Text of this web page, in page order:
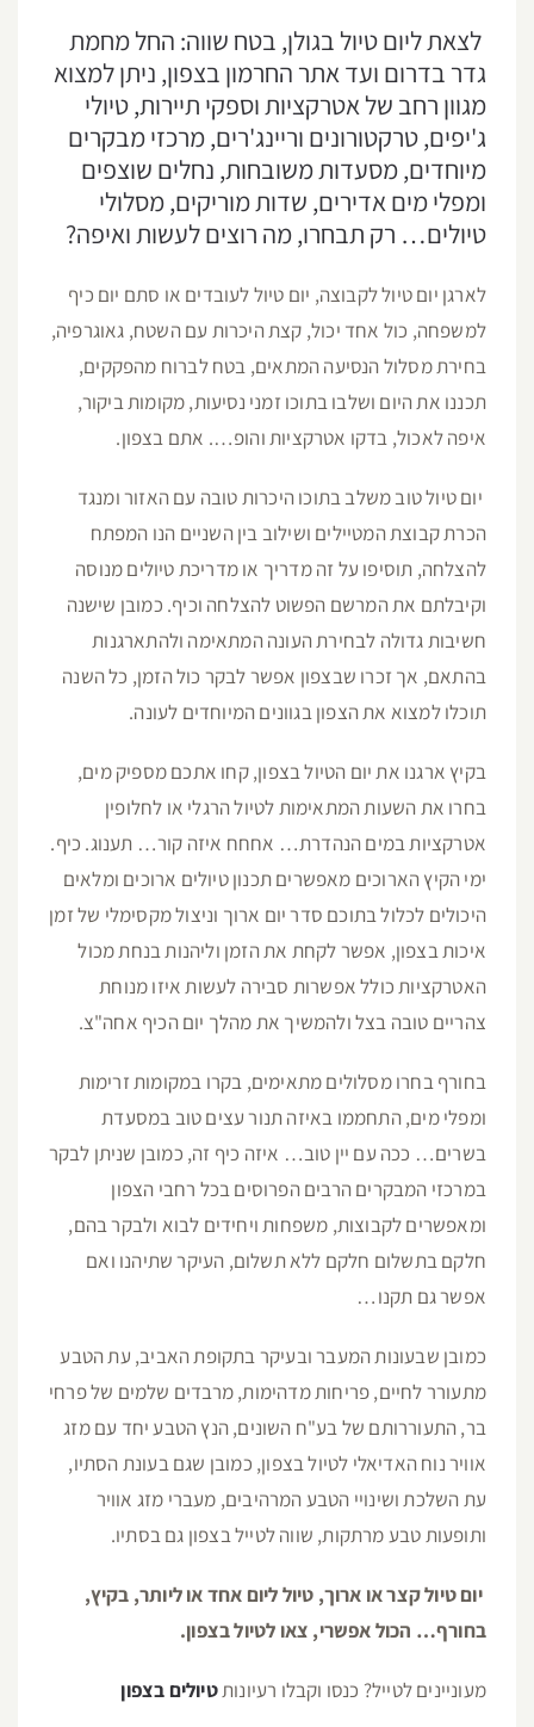
לצאת ליום טיול בגולן, בטח שווה: החל מחמת
גדר בדרום ועד אתר החרמון בצפון, ניתן למצוא
מגוון רחב של אטרקציות וספקי תיירות, טיולי
ג'יפים, טרקטורונים וריינג'רים, מרכזי מבקרים
מיוחדים, מסעדות משובחות, נחלים שוצפים
ומפלי מים אדירים, שדות מוריקים, מסלולי
טיולים… רק תבחרו, מה רוצים לעשות ואיפה?
לארגן יום טיול לקבוצה, יום טיול לעובדים או סתם יום כיף
למשפחה, כול אחד יכול, קצת היכרות עם השטח, גאוגרפיה,
בחירת מסלול הנסיעה המתאים, בטח לברוח מהפקקים,
תכננו את היום ושלבו בתוכו זמני נסיעות, מקומות ביקור,
איפה לאכול, בדקו אטרקציות והופ…. אתם בצפון.
יום טיול טוב משלב בתוכו היכרות טובה עם האזור ומנגד
הכרת קבוצת המטיילים ושילוב בין השניים הנו המפתח
להצלחה, תוסיפו על זה מדריך או מדריכת טיולים מנוסה
וקיבלתם את המרשם הפשוט להצלחה וכיף. כמובן שישנה
חשיבות גדולה לבחירת העונה המתאימה ולהתארגנות
בהתאם, אך זכרו שבצפון אפשר לבקר כול הזמן, כל השנה
תוכלו למצוא את הצפון בגוונים המיוחדים לעונה.
בקיץ ארגנו את יום הטיול בצפון, קחו אתכם מספיק מים,
בחרו את השעות המתאימות לטיול הרגלי או לחלופין
אטרקציות במים הנהדרת… אחחח איזה קור… תענוג. כיף.
ימי הקיץ הארוכים מאפשרים תכנון טיולים ארוכים ומלאים
היכולים לכלול בתוכם סדר יום ארוך וניצול מקסימלי של זמן
איכות בצפון, אפשר לקחת את הזמן וליהנות בנחת מכול
האטרקציות כולל אפשרות סבירה לעשות איזו מנוחת
צהריים טובה בצל ולהמשיך את מהלך יום הכיף אחה"צ.
בחורף בחרו מסלולים מתאימים, בקרו במקומות זרימות
ומפלי מים, התחממו באיזה תנור עצים טוב במסעדת
בשרים… ככה עם יין טוב… איזה כיף זה, כמובן שניתן לבקר
במרכזי המבקרים הרבים הפרוסים בכל רחבי הצפון
ומאפשרים לקבוצות, משפחות ויחידים לבוא ולבקר בהם,
חלקם בתשלום חלקם ללא תשלום, העיקר שתיהנו ואם
אפשר גם תקנו…
כמובן שבעונות המעבר ובעיקר בתקופת האביב, עת הטבע
מתעורר לחיים, פריחות מדהימות, מרבדים שלמים של פרחי
בר, התעוררותם של בע"ח השונים, הנץ הטבע יחד עם מזג
אוויר נוח האדיאלי לטיול בצפון, כמובן שגם בעונת הסתיו,
עת השלכת ושינויי הטבע המרהיבים, מעברי מזג אוויר
ותופעות טבע מרתקות, שווה לטייל בצפון גם בסתיו.
יום טיול קצר או ארוך, טיול ליום אחד או ליותר, בקיץ,
בחורף… הכול אפשרי, צאו לטיול בצפון.
מעוניינים לטייל? כנסו וקבלו רעיונותטיולים בצפון